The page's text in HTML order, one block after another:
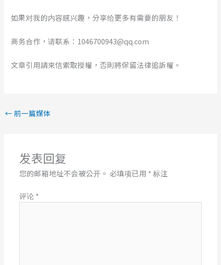
如果对我的内容感兴趣，分享给更多有需要的朋友！
商务合作，请联系：1046700943@qq.com
文章引用請來信索取授權，否則將保留法律追訴權。
← 前一篇媒体
发表回复
您的邮箱地址不会被公开。 必填项已用 *标注
评论 *